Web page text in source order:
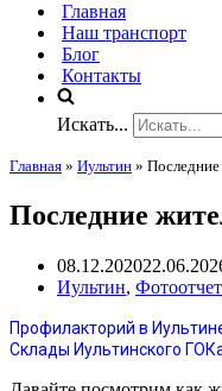
Главная
Наш транспорт
Блог
Контакты
Искать...
Главная » Иультин »
Последние
08.12.2020
Иультин, Фотоотчет
Профилакторий в
Склады Иультинского